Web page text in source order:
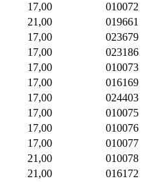
17,00
010072
21,00
019661
17,00
023679
17,00
023186
17,00
010073
17,00
016169
17,00
024403
17,00
010075
17,00
010076
17,00
010077
21,00
010078
21,00
016172